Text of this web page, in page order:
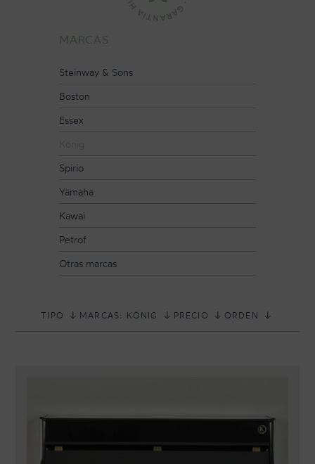
MARCAS
Steinway & Sons
Boston
Essex
Spirio
Yamaha
Kawai
Petrof
Otras marcas
TIPO MARCAS: KÖNIG PRECIO ORDEN